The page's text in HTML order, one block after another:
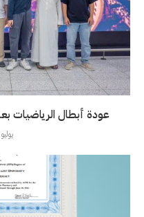
عودة أبطال الرياضيات بعد حصدهم 6
يوليو 22, 2026